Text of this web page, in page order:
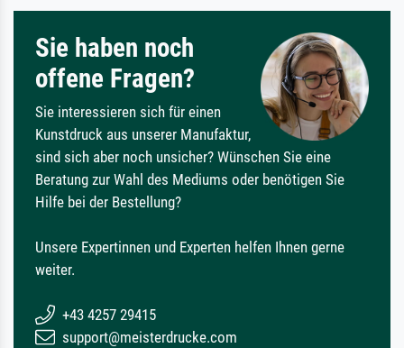
Sie haben noch
offene Fragen?
Sie interessieren sich für einen
Kunstdruck aus unserer Manufaktur,
sind sich aber noch unsicher? Wünschen Sie eine
Beratung zur Wahl des Mediums oder benötigen Sie
Hilfe bei der Bestellung?
Unsere Expertinnen und Experten helfen Ihnen gerne
weiter.
+43 4257 29415
support@meisterdrucke.com